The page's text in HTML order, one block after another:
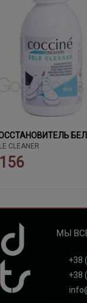
CLEANER
МЫ
+38
+38